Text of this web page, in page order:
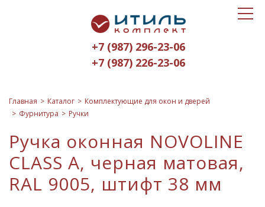
Итиль-
Комплект
logo
+7 (987) 296-23-06
+7 (987) 226-23-06
Toggle
Главная Каталог
Комплектующие для окон и дверей
Фурнитура
Ручки
Ручка оконная NOVOLINE
CLASS А, черная матовая,
RAL 9005, штифт 38 мм